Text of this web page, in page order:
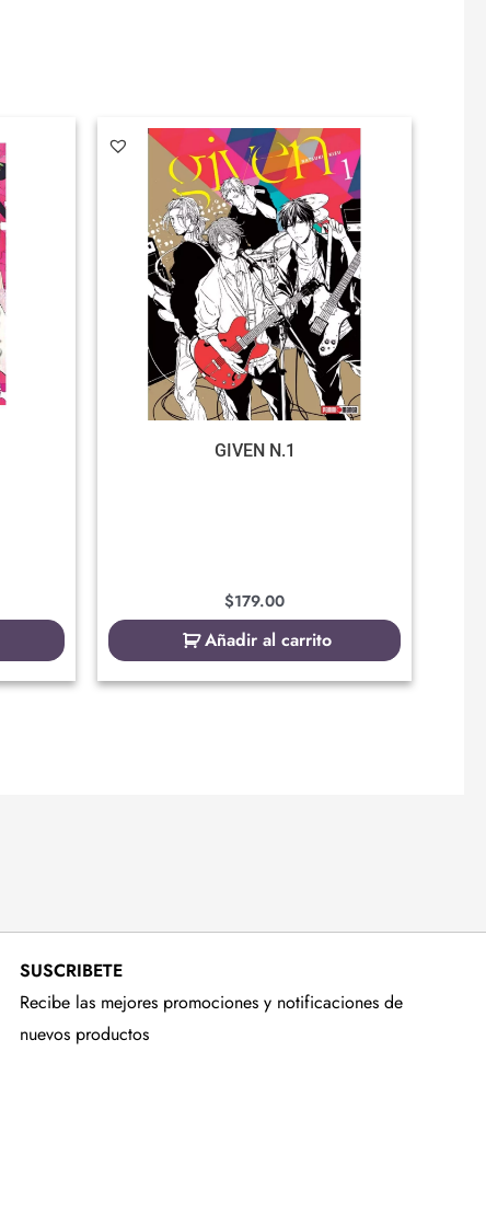
GIVEN N.1
$179.00
Añadir al carrito
SUSCRIBETE
Recibe las mejores promociones y notificaciones de
nuevos productos